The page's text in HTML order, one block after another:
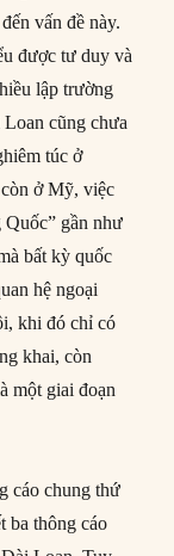
vấn đề này.
được tư duy và
lập trường
cũng chưa
túc ở
ở Mỹ, việc
gần như
bất kỳ quốc
hệ ngoại
khi đó chỉ có
khai, còn
một giai đoạn
cáo chung thứ
ba thông cáo